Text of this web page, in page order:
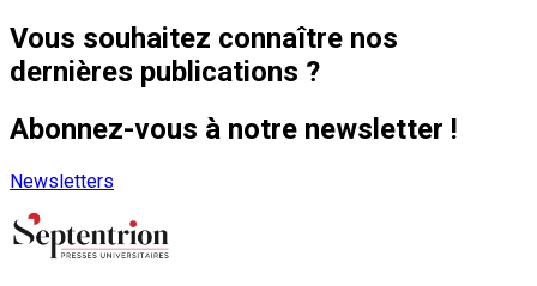
Vous souhaitez connaître nos
dernières publications ?
Abonnez-vous à notre newsletter !
Newsletters